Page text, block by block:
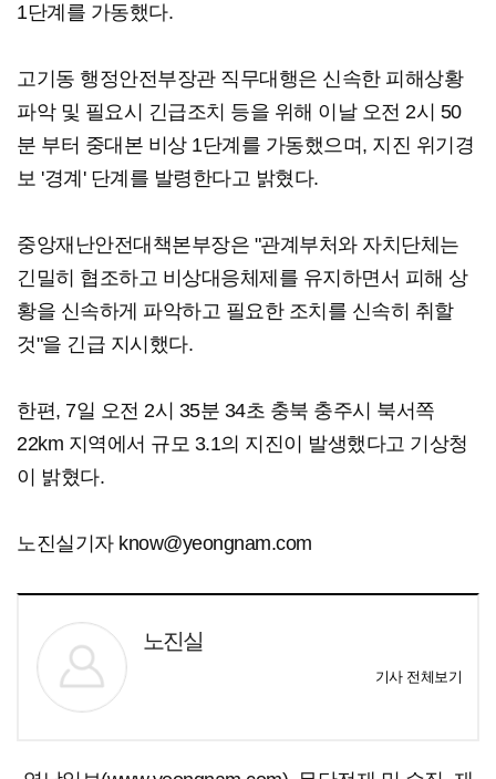
1단계를 가동했다.
고기동 행정안전부장관 직무대행은 신속한 피해상황
파악 및 필요시 긴급조치 등을 위해 이날 오전 2시 50
분 부터 중대본 비상 1단계를 가동했으며, 지진 위기경
보 '경계' 단계를 발령한다고 밝혔다.
중앙재난안전대책본부장은 "관계부처와 자치단체는
긴밀히 협조하고 비상대응체제를 유지하면서 피해 상
황을 신속하게 파악하고 필요한 조치를 신속히 취할
것"을 긴급 지시했다.
한편, 7일 오전 2시 35분 34초 충북 충주시 북서쪽
22km 지역에서 규모 3.1의 지진이 발생했다고 기상청
이 밝혔다.
노진실기자 know@yeongnam.com
노진실
기사 전체보기